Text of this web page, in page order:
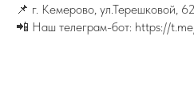
📌 г. Кемерово, yл.Терешковой, 62
📲 Наш телеграм-бот: https://